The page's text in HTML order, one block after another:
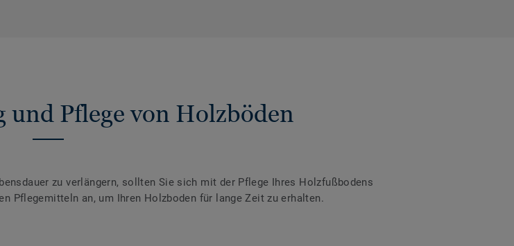
und Pflege von Holzböden
zu verlängern, sollten Sie sich mit der Pflege Ihres Holzfußbodens
Pflegemitteln an, um Ihren Holzboden für lange Zeit zu erhalten.